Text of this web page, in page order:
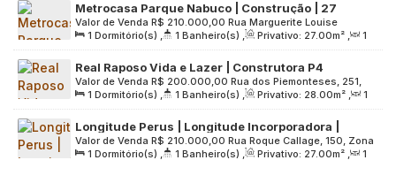
Metrocasa Parque Nabuco | Construção | 27
metros | 01 dormitório | office | com varanda | sem
vaga
R$ 210.000,00
Valor de Venda
Rua Marguerite Louise
Riechelman, 116, Zona Sul, 04403-010, Vila Erna, São Paulo,
São Paulo, Brasil
1 Dormitório(s) , 1 Banheiro(s) , Privativo: 27.00m² ,
1
Sala(s) , Útil: 27.00m²
Real Raposo Vida e Lazer | Construtora P4
Engenharia | Construção | 28 Metros | 01 Suíte com
Varanda | sem Vaga
R$ 200.000,00
Valor de Venda
Rua dos Piemonteses, 251,
Grande São Paulo, 05550-070, Jardim do Lago, São Paulo,
São Paulo, Brasil
1 Dormitório(s) , 1 Banheiro(s) , Privativo: 28.00m² ,
1
Sala(s) , 1 Suíte(s) , Útil: 28.00m² , Terreno: 5346.00m²
Longitude Perus | Longitude Incorporadora |
Construção | 27 metros | 01 dormitório | office com
varanda | sem vaga
R$ 210.000,00
Valor de Venda
Rua Roque Callage, 150, Zona
Norte, 05208-170, Vila Perus, São Paulo, São Paulo, Brasil
1 Dormitório(s) , 1 Banheiro(s) , Privativo: 27.00m² ,
1